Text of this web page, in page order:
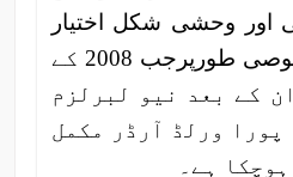
اور وحشی شکل اختیار
کرتا جا رہا ہے۔ خصوصی طورپرجب 2008 کے
کے بعد نیو لبرلزم
پورا ورلڈ آرڈر مکمل
ہے۔